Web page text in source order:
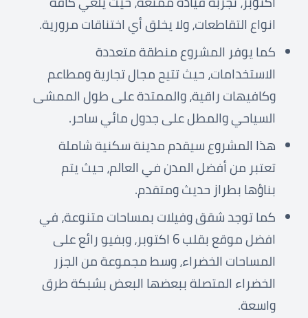
انواع التقاطعات، ولا يخلق أي اختناقات مرورية.
كما يوفر المشروع منطقة متعددة
الاستخدامات، حيث تتيح مجال تجارية ومطاعم
وكافيهات راقية، والممتدة على طول الممشى
السياحي والمطل على جدول مائي ساحر.
هذا المشروع سيقدم مدينة سكنية شاملة
تعتبر من أفضل المدن في العالم، حيث يتم
بناؤها بطراز حديث ومتقدم.
كما توجد شقق وفيلات بمساحات متنوعة، في
افضل موقع بقلب 6 اكتوبر، وبفيو رائع على
المساحات الخضراء، وسط مجموعة من الجزر
الخضراء المتصلة ببعضها البعض بشبكة طرق
واسعة.